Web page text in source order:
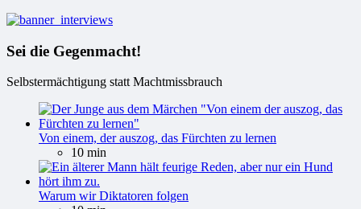
Sei die Gegenmacht!
Selbstermächtigung statt Machtmissbrauch
Von einem, der auszog, das Fürchten zu lernen
10 min
Warum wir Diktatoren folgen